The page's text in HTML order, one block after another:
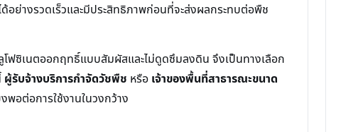
ย่างรวดเร็วและมีประสิทธิภาพก่อนที่จะส่งผลกระทบต่อพืช
ฟซิเนตออกฤทธิ์แบบสัมผัสและไม่ดูดซึมลงดิน จึงเป็นทางเลือก
ผู้รับจ้างบริการกำจัดวัชพืช หรือ เจ้าของพื้นที่สาธารณะขนาด
อต่อการใช้งานในวงกว้าง